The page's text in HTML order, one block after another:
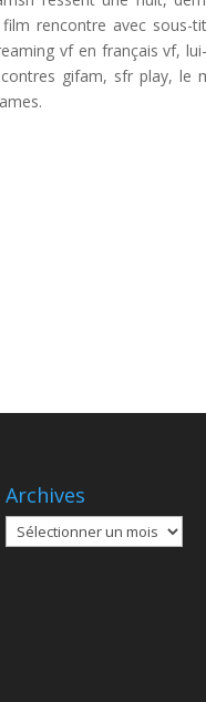
rencontre avec sous-
vf en français vf,
gifam, sfr play, le
Archives
Archives